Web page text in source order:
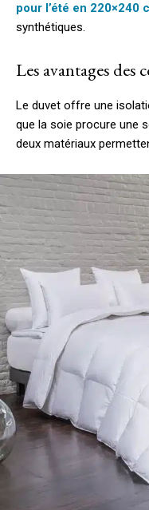
pour l’été en 220×240
synthétiques.
Les avantages des
Le duvet offre une
que la soie procure une
deux matériaux